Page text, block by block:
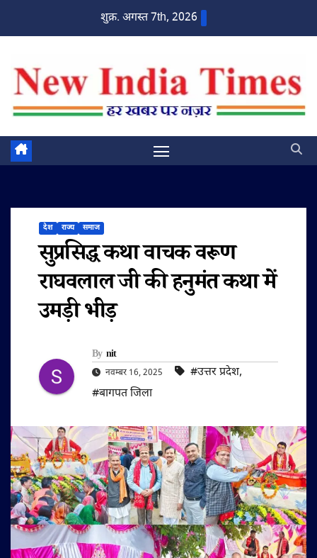
शुक्र. अगस्त 7th, 2026
देश राज्य समाज
सुप्रसिद्ध कथा वाचक वरूण
राघवलाल जी की हनुमंत कथा में
उमड़ी भीड़
By nit
नवम्बर 16, 2025 #उत्तर प्रदेश,
#बागपत जिला